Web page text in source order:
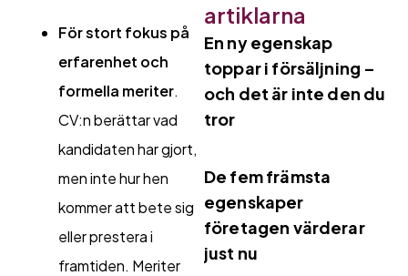
För stort fokus på
erfarenhet och
formella meriter.
CV:n berättar vad
kandidaten har gjort,
men inte hur hen
kommer att bete sig
eller prestera i
framtiden. Meriter
artiklarna
En ny egenskap
toppar i försäljning –
och det är inte den du
tror
De fem främsta
egenskaper
företagen värderar
just nu